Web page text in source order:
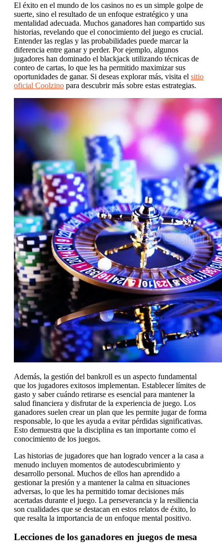
El éxito en el mundo de los casinos no es un simple golpe de
suerte, sino el resultado de un enfoque estratégico y una
mentalidad adecuada. Muchos ganadores han compartido sus
historias, revelando que el conocimiento del juego es crucial.
Entender las reglas y las probabilidades puede marcar la
diferencia entre ganar y perder. Por ejemplo, algunos
jugadores han dominado el blackjack utilizando técnicas de
conteo de cartas, lo que les ha permitido maximizar sus
oportunidades de ganar. Si deseas explorar más, visita el sitio
oficial Coolzino para descubrir más sobre estas estrategias.
Además, la gestión del bankroll es un aspecto fundamental
que los jugadores exitosos implementan. Establecer límites de
gasto y saber cuándo retirarse es esencial para mantener la
salud financiera y disfrutar de la experiencia de juego. Los
ganadores suelen crear un plan que les permite jugar de forma
responsable, lo que les ayuda a evitar pérdidas significativas.
Esto demuestra que la disciplina es tan importante como el
conocimiento de los juegos.
Las historias de jugadores que han logrado vencer a la casa a
menudo incluyen momentos de autodescubrimiento y
desarrollo personal. Muchos de ellos han aprendido a
gestionar la presión y a mantener la calma en situaciones
adversas, lo que les ha permitido tomar decisiones más
acertadas durante el juego. La perseverancia y la resiliencia
son cualidades que se destacan en estos relatos de éxito, lo
que resalta la importancia de un enfoque mental positivo.
Lecciones de los ganadores en juegos de mesa